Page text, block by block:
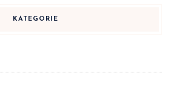
KATEGORIE